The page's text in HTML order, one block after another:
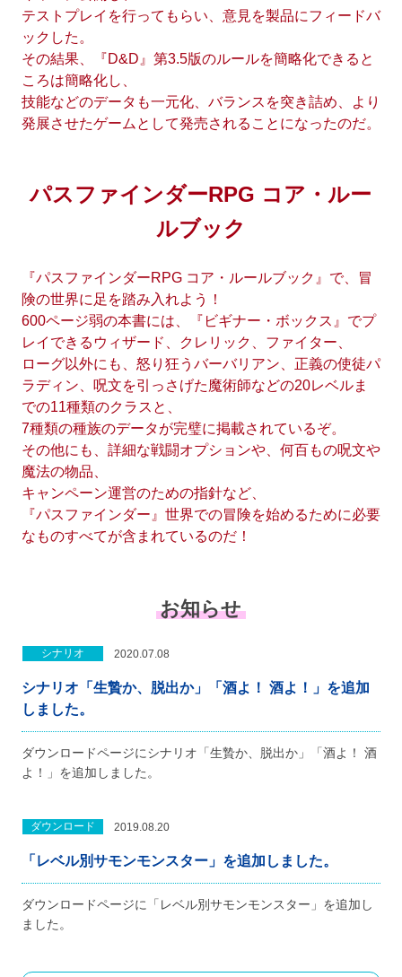
テストプレイを行ってもらい、意見を製品にフィードバ
ックした。
その結果、『D&D』第3.5版のルールを簡略化できると
ころは簡略化し、
技能などのデータも一元化、バランスを突き詰め、より
発展させたゲームとして発売されることになったのだ。
パスファインダーRPG コア・ルー
ルブック
『パスファインダーRPG コア・ルールブック』で、冒
険の世界に足を踏み入れよう！
600ページ弱の本書には、『ビギナー・ボックス』でプ
レイできるウィザード、クレリック、ファイター、
ローグ以外にも、怒り狂うバーバリアン、正義の使徒パ
ラディン、呪文を引っさげた魔術師などの20レベルま
での11種類のクラスと、
7種類の種族のデータが完璧に掲載されているぞ。
その他にも、詳細な戦闘オプションや、何百もの呪文や
魔法の物品、
キャンペーン運営のための指針など、
『パスファインダー』世界での冒険を始めるために必要
なものすべてが含まれているのだ！
お知らせ
シナリオ 2020.07.08
シナリオ「生贄か、脱出か」「酒よ！ 酒よ！」を追加
しました。
ダウンロードページにシナリオ「生贄か、脱出か」「酒よ！ 酒
よ！」を追加しました。
ダウンロード 2019.08.20
「レベル別サモンモンスター」を追加しました。
ダウンロードページに「レベル別サモンモンスター」を追加し
ました。